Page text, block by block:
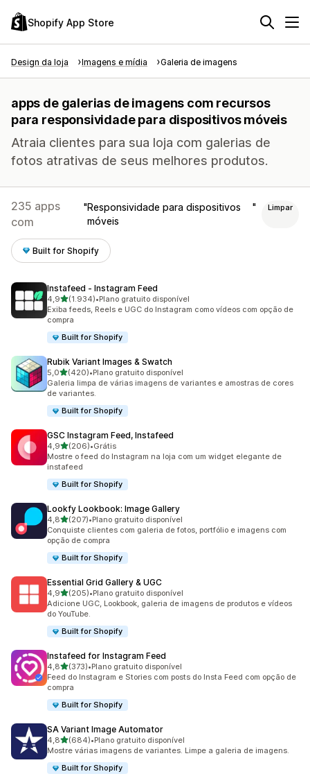
Shopify App Store
Design da loja Imagens e mídia Galeria de imagens
apps de galerias de imagens com recursos
para responsividade para dispositivos móveis
Atraia clientes para sua loja com galerias de
fotos atrativas de seus melhores produtos.
235 apps
com
Responsividade para dispositivos
móveis
Limpar
Built for Shopify
Instafeed ‑ Instagram Feed
4,9de 5 estrelas
(1.934)
1934 avaliações ao todo
•Plano gratuito disponível
Exiba feeds, Reels e UGC do Instagram como vídeos com opção de
compra
Built for Shopify
Rubik Variant Images & Swatch
5,0de 5 estrelas
(420)
420 avaliações ao todo
•Plano gratuito disponível
Galeria limpa de várias imagens de variantes e amostras de cores
de variantes.
Built for Shopify
GSC Instagram Feed, Instafeed
4,9de 5 estrelas
(206)
206 avaliações ao todo
•Grátis
Mostre o feed do Instagram na loja com um widget elegante de
instafeed
Built for Shopify
Lookfy Lookbook: Image Gallery
4,8de 5 estrelas
(207)
207 avaliações ao todo
•Plano gratuito disponível
Conquiste clientes com galeria de fotos, portfólio e imagens com
opção de compra
Built for Shopify
Essential Grid Gallery & UGC
4,9de 5 estrelas
(205)
205 avaliações ao todo
•Plano gratuito disponível
Adicione UGC, Lookbook, galeria de imagens de produtos e vídeos
do YouTube.
Built for Shopify
Instafeed for Instagram Feed
4,8de 5 estrelas
(373)
373 avaliações ao todo
•Plano gratuito disponível
Feed do Instagram e Stories com posts do Insta Feed com opção de
compra
Built for Shopify
SA Variant Image Automator
4,8de 5 estrelas
(684)
684 avaliações ao todo
•Plano gratuito disponível
Mostre várias imagens de variantes. Limpe a galeria de imagens.
Built for Shopify